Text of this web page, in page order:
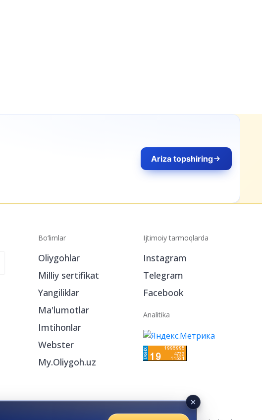
Bo‘limlar
Oliygohlar
Milliy sertifikat
Yangiliklar
Ma'lumotlar
Imtihonlar
Webster
My.Oliygoh.uz
Ijtimoiy tarmoqlarda
Instagram
Telegram
Facebook
Analitika